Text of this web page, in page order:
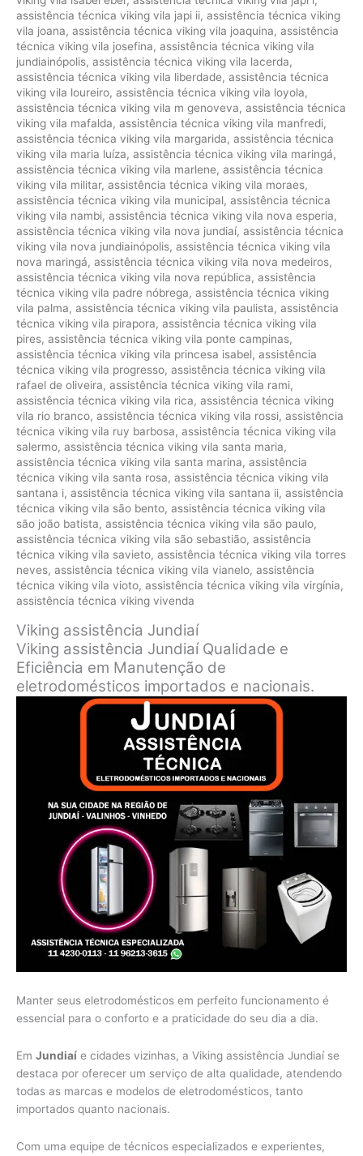
assistência técnica viking vila japi ii, assistência técnica viking
vila joana, assistência técnica viking vila joaquina, assistência
técnica viking vila josefina, assistência técnica viking vila
jundiainópolis, assistência técnica viking vila lacerda,
assistência técnica viking vila liberdade, assistência técnica
viking vila loureiro, assistência técnica viking vila loyola,
assistência técnica viking vila m genoveva, assistência técnica
viking vila mafalda, assistência técnica viking vila manfredi,
assistência técnica viking vila margarida, assistência técnica
viking vila maria luíza, assistência técnica viking vila maringá,
assistência técnica viking vila marlene, assistência técnica
viking vila militar, assistência técnica viking vila moraes,
assistência técnica viking vila municipal, assistência técnica
viking vila nambi, assistência técnica viking vila nova esperia,
assistência técnica viking vila nova jundiaí, assistência técnica
viking vila nova jundiainópolis, assistência técnica viking vila
nova maringá, assistência técnica viking vila nova medeiros,
assistência técnica viking vila nova república, assistência
técnica viking vila padre nóbrega, assistência técnica viking
vila palma, assistência técnica viking vila paulista, assistência
técnica viking vila pirapora, assistência técnica viking vila
pires, assistência técnica viking vila ponte campinas,
assistência técnica viking vila princesa isabel, assistência
técnica viking vila progresso, assistência técnica viking vila
rafael de oliveira, assistência técnica viking vila rami,
assistência técnica viking vila rica, assistência técnica viking
vila rio branco, assistência técnica viking vila rossi, assistência
técnica viking vila ruy barbosa, assistência técnica viking vila
salermo, assistência técnica viking vila santa maria,
assistência técnica viking vila santa marina, assistência
técnica viking vila santa rosa, assistência técnica viking vila
santana i, assistência técnica viking vila santana ii, assistência
técnica viking vila são bento, assistência técnica viking vila
são joão batista, assistência técnica viking vila são paulo,
assistência técnica viking vila são sebastião, assistência
técnica viking vila savieto, assistência técnica viking vila torres
neves, assistência técnica viking vila vianelo, assistência
técnica viking vila vioto, assistência técnica viking vila virgínia,
assistência técnica viking vivenda
Viking assistência Jundiaí
Viking assistência Jundiaí Qualidade e
Eficiência em Manutenção de
eletrodomésticos importados e nacionais.
Manter seus eletrodomésticos em perfeito funcionamento é
essencial para o conforto e a praticidade do seu dia a dia.
Em Jundiaí e cidades vizinhas, a Viking assistência Jundiaí se
destaca por oferecer um serviço de alta qualidade, atendendo
todas as marcas e modelos de eletrodomésticos, tanto
importados quanto nacionais.
Com uma equipe de técnicos especializados e experientes,